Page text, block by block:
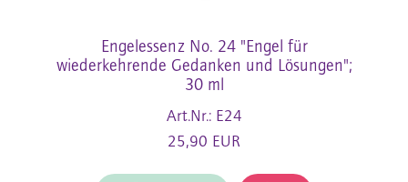
Engelessenz No. 24 "Engel für
wiederkehrende Gedanken und Lösungen";
30 ml
Art.Nr.: E24
25,90 EUR